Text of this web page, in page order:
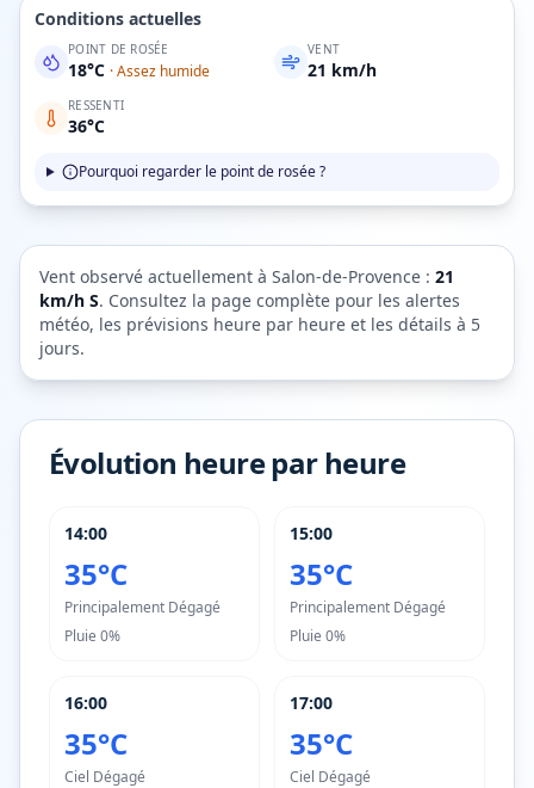
Conditions actuelles
POINT DE ROSÉE
18°C ·Assez humide
VENT
21 km/h
RESSENTI
36°C
Pourquoi regarder le point de rosée ?
Vent observé actuellement à Salon-de-Provence : 21
km/h S. Consultez la page complète pour les alertes
météo, les prévisions heure par heure et les détails à 5
jours.
Évolution heure par heure
14:00
35°C
Principalement Dégagé
Pluie 0%
15:00
35°C
Principalement Dégagé
Pluie 0%
16:00
35°C
Ciel Dégagé
17:00
35°C
Ciel Dégagé